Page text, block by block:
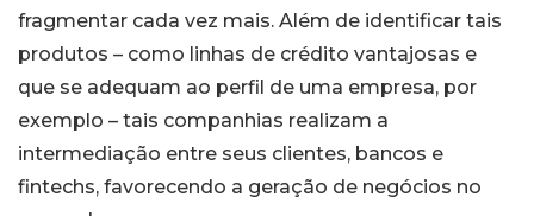
fragmentar cada vez mais. Além de identificar tais
produtos – como linhas de crédito vantajosas e
que se adequam ao perfil de uma empresa, por
exemplo – tais companhias realizam a
intermediação entre seus clientes, bancos e
fintechs, favorecendo a geração de negócios no